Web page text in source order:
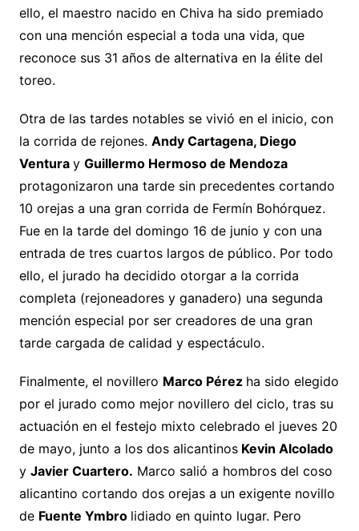
ello, el maestro nacido en Chiva ha sido premiado
con una mención especial a toda una vida, que
reconoce sus 31 años de alternativa en la élite del
toreo.
Otra de las tardes notables se vivió en el inicio, con
la corrida de rejones. Andy Cartagena, Diego
Ventura y Guillermo Hermoso de Mendoza
protagonizaron una tarde sin precedentes cortando
10 orejas a una gran corrida de Fermín Bohórquez.
Fue en la tarde del domingo 16 de junio y con una
entrada de tres cuartos largos de público. Por todo
ello, el jurado ha decidido otorgar a la corrida
completa (rejoneadores y ganadero) una segunda
mención especial por ser creadores de una gran
tarde cargada de calidad y espectáculo.
Finalmente, el novillero Marco Pérez ha sido elegido
por el jurado como mejor novillero del ciclo, tras su
actuación en el festejo mixto celebrado el jueves 20
de mayo, junto a los dos alicantinosKevin Alcolado
y Javier Cuartero. Marco salió a hombros del coso
alicantino cortando dos orejas a un exigente novillo
de Fuente Ymbro lidiado en quinto lugar. Pero